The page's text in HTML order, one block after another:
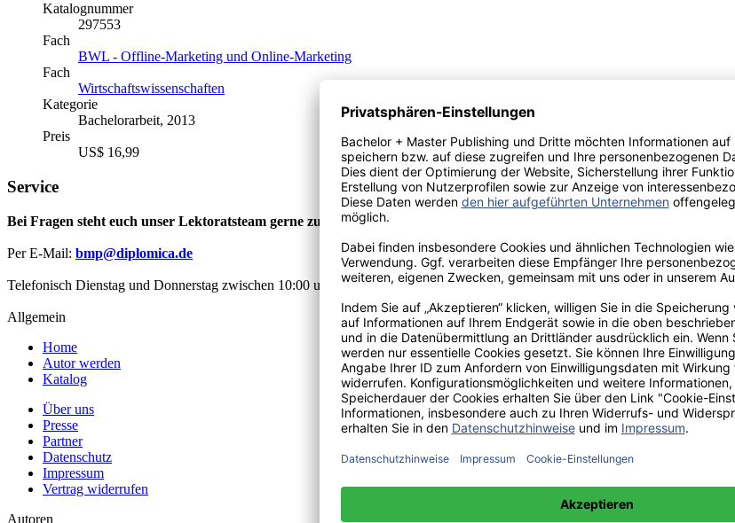
Katalognummer
297553
Fach
BWL - Offline-Marketing und Online-Marketing
Fach
Wirtschaftswissenschaften
Kategorie
Bachelorarbeit, 2013
Preis
US$ 16,99
Service
Bei Fragen steht euch unser Lektoratsteam gerne zur Verfügung:
Per E-Mail: bmp@diplomica.de
Telefonisch Dienstag und Donnerstag zwischen 10:00 und 12:00 Uhr sowie Mittwoch 14:00 bis 15:00 Uhr:+49(0)176-85996762
Allgemein
Home
Autor werden
Katalog
Über uns
Presse
Partner
Datenschutz
Impressum
Vertrag widerrufen
Autoren